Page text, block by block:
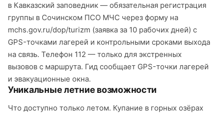
в Кавказский заповедник — обязательная регистрация
группы в Сочинском ПСО МЧС через форму на
mchs.gov.ru/dop/turizm (заявка за 10 рабочих дней) с
GPS-точками лагерей и контрольными сроками выхода
на связь. Телефон 112 — только для экстренных
вызовов с маршрута. Гид сообщает GPS-точки лагерей
и эвакуационные окна.
Уникальные летние возможности
Что доступно только летом. Купание в горных озёрах